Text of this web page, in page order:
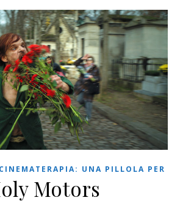
CINEMATERAPIA: UNA PILLOLA PER
Motors